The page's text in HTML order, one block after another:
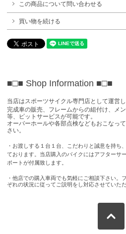
この商品について問い合わせる
買い物を続ける
■□■ Shop Information ■□■
当店はスポーツサイクル専門店として運営し
完成車の販売、フレームからの組付け、メ
等、ピットサービスが可能です。
オーバーホールや各部点検などもおこなっ
さい。
・お渡しする１台１台、こだわりと誠意を持ち
ております。当店購入のバイクにはアフターサ
ポートが付属致します。
・他店での購入車両でも気軽にご相談下さい。
ぞれの状況に従ってご説明をし対応させていただ